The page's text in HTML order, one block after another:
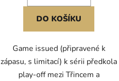
DO KOŠÍKU
Game issued (připravené k
zápasu, s limitací) k sérii předkola
play-off mezi Třincem a